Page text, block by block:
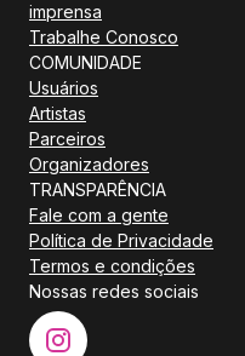
imprensa
Trabalhe Conosco
COMUNIDADE
Usuários
Artistas
Parceiros
Organizadores
TRANSPARÊNCIA
Fale com a gente
Política de Privacidade
Termos e condições
Nossas redes sociais